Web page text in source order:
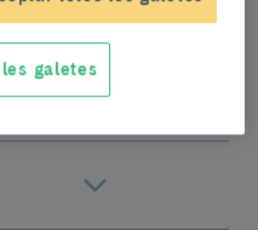
galetes